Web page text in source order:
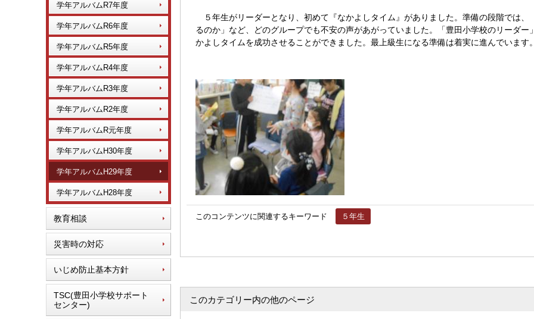
学年アルバムR7年度
学年アルバムR6年度
学年アルバムR5年度
学年アルバムR4年度
学年アルバムR3年度
学年アルバムR2年度
学年アルバムR元年度
学年アルバムH30年度
学年アルバムH29年度
学年アルバムH28年度
教育相談
災害時の対応
いじめ防止基本方針
TSC(豊田小学校サポート
センター)
５年生がリーダーとなり、初めて『なかよしタイム』がありました。準備の段階では
るのか」など、どのグループでも不安の声があがっていました。「豊田小学校のリーダ
かよしタイムを成功させることができました。最上級生になる準備は着実に進んでいます
このコンテンツに関連するキーワード ５年生
このカテゴリー内の他のページ